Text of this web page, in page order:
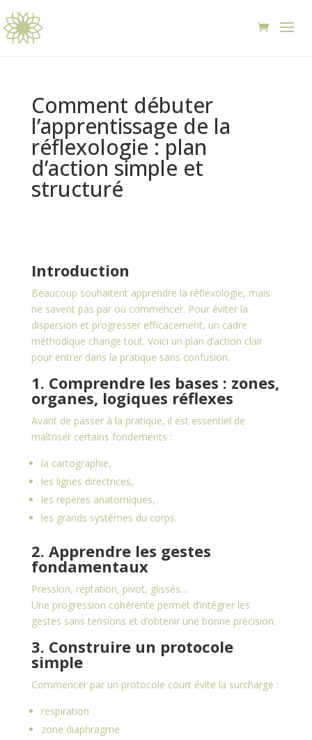
Comment débuter
l’apprentissage de la
réflexologie : plan
d’action simple et
structuré
Introduction
Beaucoup souhaitent apprendre la réflexologie, mais
ne savent pas par où commencer. Pour éviter la
dispersion et progresser efficacement, un cadre
méthodique change tout. Voici un plan d’action clair
pour entrer dans la pratique sans confusion.
1. Comprendre les bases : zones,
organes, logiques réflexes
Avant de passer à la pratique, il est essentiel de
maîtriser certains fondements :
la cartographie,
les lignes directrices,
les repères anatomiques,
les grands systèmes du corps.
2. Apprendre les gestes
fondamentaux
Pression, reptation, pivot, glissés…
Une progression cohérente permet d’intégrer les
gestes sans tensions et d’obtenir une bonne précision.
3. Construire un protocole
simple
Commencer par un protocole court évite la surcharge :
respiration
zone diaphragme